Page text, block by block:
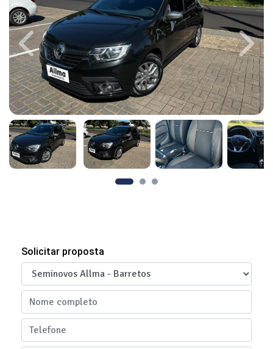
Previous Next
Solicitar proposta